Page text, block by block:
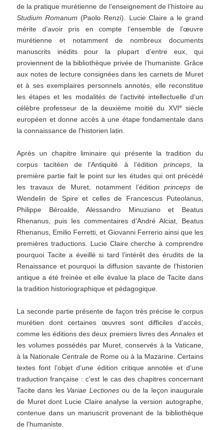
de la pratique murétienne de l’enseignement de l’histoire au
Studium Romanum (Paolo Renzi). Lucie Claire a le grand
mérite d’avoir pris en compte l’ensemble de l’œuvre
murétienne et notamment de nombreux documents
manuscrits inédits pour la plupart d’entre eux, qui
proviennent de la bibliothèque privée de l’humaniste. Grâce
aux notes de lecture consignées dans les carnets de Muret
et à ses exemplaires personnels annotés, elle reconstitue
les étapes et les modalités de l’activité intellectuelle d’un
célèbre professeur de la deuxième moitié du XVIe
siècle
européen et donne accès à une étape fondamentale dans
la connaissance de l’historien latin.
Après un chapitre liminaire qui présente la tradition du
corpus tacitéen de l’Antiquité à l’édition princeps, la
première partie fait le point sur les études qui ont précédé
les travaux de Muret, notamment l’éditionprinceps de
Wendelin de Spire et celles de Francescus Puteolanus,
Philippe Béroalde, Alessandro Minuziano et Beatus
Rhenanus, puis les commentaires d’André Alciat, Beatus
Rhenanus, Emilio Ferretti, et Giovanni Ferrerio ainsi que les
premières traductions. Lucie Claire cherche à comprendre
pourquoi Tacite a éveillé si tard l’intérêt des érudits de la
Renaissance et pourquoi la diffusion savante de l’historien
antique a été freinée et elle évalue la place de Tacite dans
la tradition historiographique et pédagogique.
La seconde partie présente de façon très précise le corpus
murétien dont certaines œuvres sont difficiles d’accès,
comme les éditions des deux premiers livres des Annales et
les volumes possédés par Muret, conservés à la Vaticane,
à la Nationale Centrale de Rome ou à la Mazarine. Certains
textes font l’objet d’une édition critique annotée et d’une
traduction française : c’est le cas des chapitres concernant
Tacite dans les Variae Lectionesou de la leçon inaugurale
de Muret dont Lucie Claire analyse la version autographe,
contenue dans un manuscrit provenant de la bibliothèque
de l’humaniste.